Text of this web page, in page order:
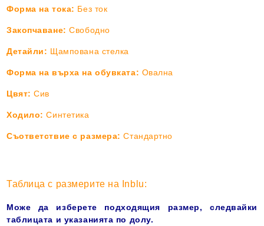
Форма на тока: Без ток
Закопчаване: Свободно
Детайли: Щампована стелка
Форма на върха на обувката: Овална
Цвят:Сив
Ходило:Синтетика
Съответствие с размера: Стандартно
Таблица с размерите на Inblu:
Може да изберете подходящия размер, следвайки
таблицата и указанията по долу.